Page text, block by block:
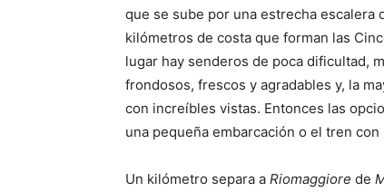
que se sube por una estrecha escalera
kilómetros de costa que forman las
lugar hay senderos de poca dificultad,
frondosos, frescos y agradables y, la
con increíbles vistas. Entonces las
una pequeña embarcación o el tren
Un kilómetro separa a Riomaggiore de